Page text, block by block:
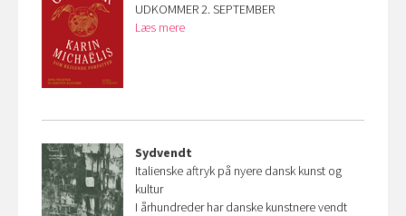
UDKOMMER 2. SEPTEMBER
Læs mere
Sydvendt
Italienske aftryk på nyere dansk kunst og
kultur
I århundreder har danske kunstnere vendt